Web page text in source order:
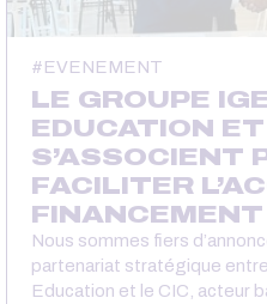
EVENEMENT
LE GROUPE
EDUCATION
S’ASSOCIENT
FACILITER
Nous sommes fiers
partenariat stratégique
Education et le CIC, acteur